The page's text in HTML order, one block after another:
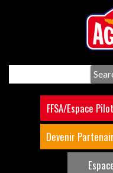
FFSA/Espace
Devenir